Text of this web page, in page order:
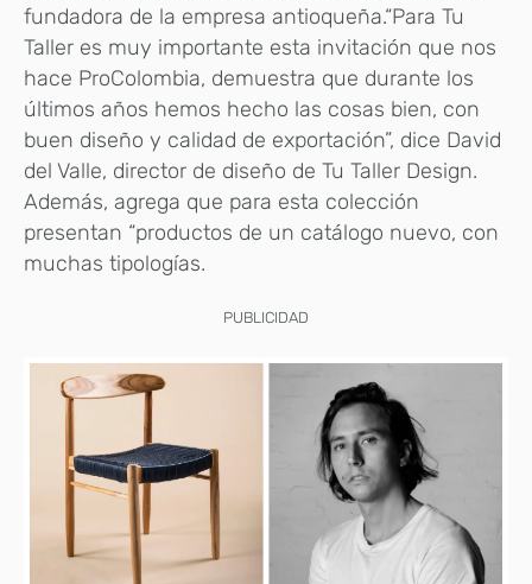
fundadora de la empresa antioqueña.“Para Tu
Taller es muy importante esta invitación que nos
hace ProColombia, demuestra que durante los
últimos años hemos hecho las cosas bien, con
buen diseño y calidad de exportación”, dice David
del Valle, director de diseño de Tu Taller Design.
Además, agrega que para esta colección
presentan “productos de un catálogo nuevo, con
muchas tipologías.
PUBLICIDAD